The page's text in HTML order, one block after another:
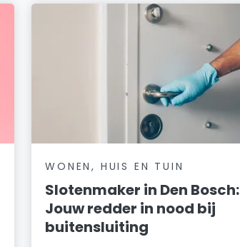
WONEN, HUIS EN TUIN
Slotenmaker in Den Bosch:
Jouw redder in nood bij
buitensluiting